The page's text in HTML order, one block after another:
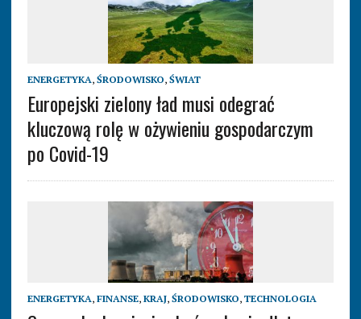
ENERGETYKA, ŚRODOWISKO, ŚWIAT
Europejski zielony ład musi odegrać
kluczową rolę w ożywieniu gospodarczym
po Covid-19
ENERGETYKA, FINANSE, KRAJ, ŚRODOWISKO, TECHNOLOGIA